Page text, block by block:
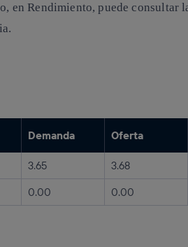
enRendimiento, puede consultar